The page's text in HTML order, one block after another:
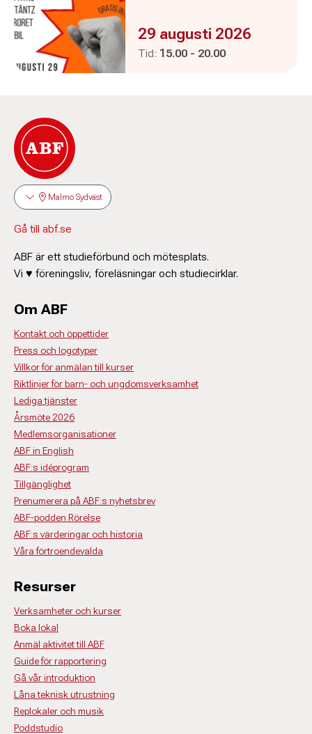
Evenemanget är :
29 augusti 2026
Tid: Pågår mellan
15.00 - och
20.00
Malmö Sydväst
Gå till abf.se
ABF är ett studieförbund och mötesplats.
Vi ♥ föreningsliv, föreläsningar och studiecirklar.
Om ABF
Kontakt och öppettider
Press och logotyper
Villkor för anmälan till kurser
Riktlinjer för barn- och ungdomsverksamhet
Lediga tjänster
Årsmöte 2026
Medlemsorganisationer
ABF in English
ABF:s idéprogram
Tillgänglighet
Prenumerera på ABF:s nyhetsbrev
ABF-podden Rörelse
ABF:s värderingar och historia
Våra förtroendevalda
Resurser
Verksamheter och kurser
Boka lokal
Anmäl aktivitet till ABF
Guide för rapportering
Gå vår introduktion
Låna teknisk utrustning
Replokaler och musik
Poddstudio